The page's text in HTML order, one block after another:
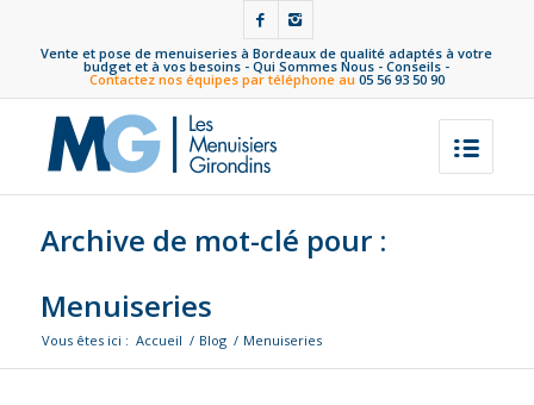
Vente et pose de menuiseries à Bordeaux de qualité adaptés à votre
budget et à vos besoins -Qui Sommes Nous -Conseils -
Contactez nos équipes par téléphone au 05 56 93 50 90
Archive de mot-clé pour :
Menuiseries
Vous êtes ici : Accueil / Blog / Menuiseries